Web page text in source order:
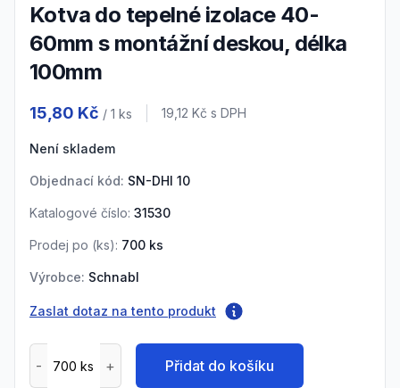
Kotva do tepelné izolace 40-
60mm s montážní deskou, délka
100mm
15,80 Kč / 1 ks Cena s DPH
19,12 Kč s DPH
Není skladem
Objednací kód: SN-DHI 10
Katalogové číslo: 31530
Prodej po (ks): 700 ks
Výrobce: Schnabl
Zaslat dotaz na tento produkt
Přidat do košíku